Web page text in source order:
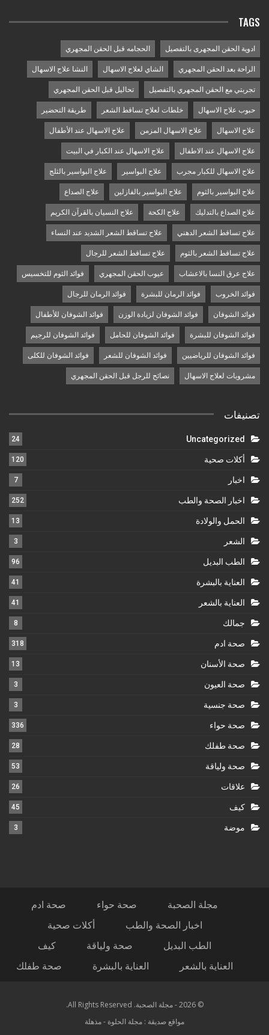
TAGS
ادوية الحقن المجهرى بالتفصيل الحجامه قبل الحقن المجهري
الراحة بعد الحقن المجهري الشاي لعلاج الاسهال النشا علاج الاسهال
تجربتي مع الحقن المجهري بالتفصيل تحاليل قبل الحقن المجهري
حبوب علاج الاسهال خلطات لعلاج تساقط الشعر طريقة التحضير
علاج الاسهال علاج الاسهال المزمن علاج الاسهال عند الأطفال
علاج الاسهال عند الاطفال علاج الاسهال عند الكبار في البيت
علاج الاسهال للكبار مجرب علاج البواسير علاج البواسير بالثلج
علاج البواسير بالثوم علاج البواسير بالفازلين علاج الصداع
علاج الصداع بالتدليك علاج الكحة علاج النسيان بالقرآن الكريم
علاج تساقط الشعر الدهني علاج تساقط الشعر الشديد عند النساء
علاج تساقط الشعر بالثوم علاج تساقط الشعر للرجال
علاج عرق النسا بالاعشاب عيوب الحقن المجهري فوائد الثوم للتخسيس
فوائد الخروب فوائد الرمان للبشرة فوائد الرمان للرجال
فوائد الشوفان فوائد الشوفان لزيادة الوزن فوائد الشوفان للأطفال
فوائد الشوفان للبشرة فوائد الشوفان للحامل فوائد الشوفان للرجيم
فوائد الشوفان للرياضيين فوائد الشوفان للشعر فوائد الشوفان للكلى
مشروبات لعلاج الاسهال نصائح للرجل قبل الحقن المجهري
تصنيفات
Uncategorized
24
أكلات صحية 120
اخبار 7
اخبار الصحة والطب 252
الحمل والولادة 13
الشعر 3
الطب البديل 96
العناية بالبشرة 41
العناية بالشعر 41
جمالك 8
صحة ادم 318
صحة الأسنان 13
صحة العيون 3
صحة جنسية 3
صحة حواء 336
صحة طفلك 28
صحة ولياقة 53
علاقات 26
كيف 45
موضة 3
مجلة الصحبة صحة حواء
صحة ادم
اخبار الصحة والطب
أكلات صحية
الطب البديل
صحة ولياقة
كيف
العناية بالشعر
العناية بالبشرة صحة طفلك
© 2026 - مجلة الصحبة. All Rights Reserved.
مواقع صديقة : مجلة الحلوة -مذهلة